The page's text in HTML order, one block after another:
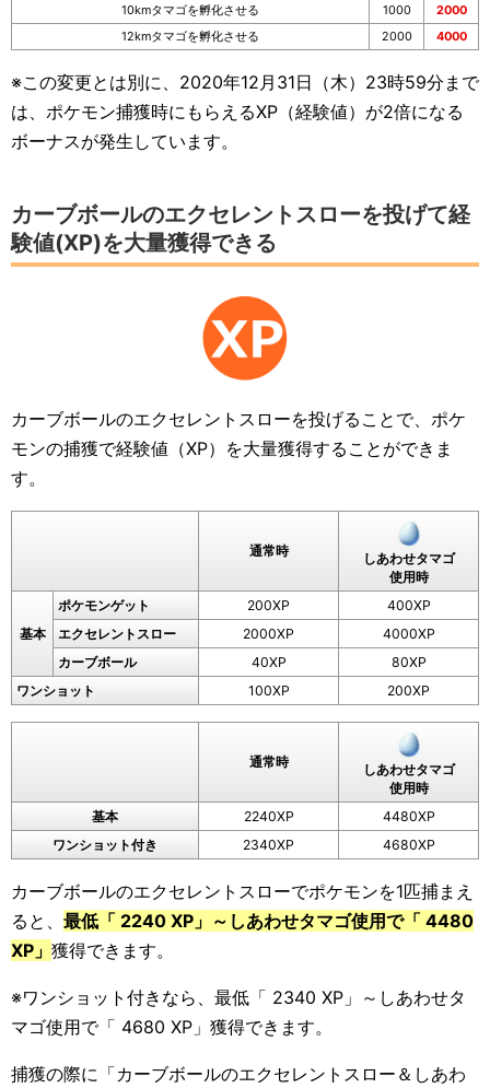
10kmタマゴを孵化させる 1000
2000
12kmタマゴを孵化させる
2000 4000
※この変更とは別に、2020年12月31日（木）23時59分まで
は、ポケモン捕獲時にもらえるXP（経験値）が2倍になる
ボーナスが発生しています。
カーブボールのエクセレントスローを投げて経
験値(XP)を大量獲得できる
カーブボールのエクセレントスローを投げることで、ポケ
モンの捕獲で経験値（XP）を大量獲得することができま
す。
通常時
しあわせタマゴ
使用時
基本
ポケモンゲット 200XP
400XP
エクセレントスロー
2000XP
4000XP
カーブボール
40XP
80XP
ワンショット
100XP 200XP
通常時
しあわせタマゴ
使用時
基本
2240XP
4480XP
ワンショット付き
2340XP 4680XP
カーブボールのエクセレントスローでポケモンを1匹捕まえ
ると、 最低「 2240 XP」～しあわせタマゴ使用で「 4480
XP」 獲得できます。
※ワンショット付きなら、最低「 2340 XP」～しあわせタ
マゴ使用で「 4680 XP」獲得できます。
捕獲の際に「カーブボールのエクセレントスロー＆しあわ